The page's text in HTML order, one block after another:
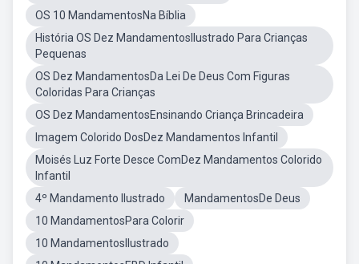
OS 10 MandamentosNa Bíblia
História OS Dez MandamentosIlustrado Para Crianças
Pequenas
OS Dez MandamentosDa Lei De Deus Com Figuras
Coloridas Para Crianças
OS Dez MandamentosEnsinando Criança Brincadeira
Imagem Colorido DosDez Mandamentos Infantil
Moisés Luz Forte Desce ComDez Mandamentos Colorido
Infantil
4º Mandamento Ilustrado
MandamentosDe Deus
10 MandamentosPara Colorir
10 MandamentosIlustrado